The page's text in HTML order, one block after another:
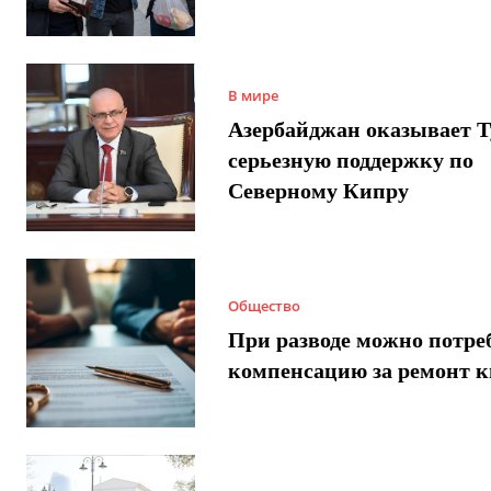
В мире
Азербайджан оказывает
серьезную поддержку по
Северному Кипру
Общество
При разводе можно
компенсацию за ремонт